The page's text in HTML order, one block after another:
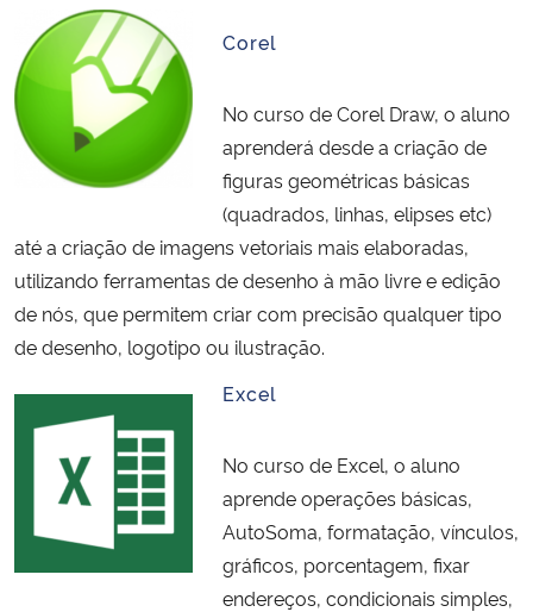
Corel
No curso de Corel Draw, o aluno
aprenderá desde a criação de
figuras geométricas básicas
(quadrados, linhas, elipses etc)
até a criação de imagens vetoriais mais elaboradas,
utilizando ferramentas de desenho à mão livre e edição
de nós, que permitem criar com precisão qualquer tipo
de desenho, logotipo ou ilustração.
Excel
No curso de Excel, o aluno
aprende operações básicas,
AutoSoma, formatação, vínculos,
gráficos, porcentagem, fixar
endereços, condicionais simples,